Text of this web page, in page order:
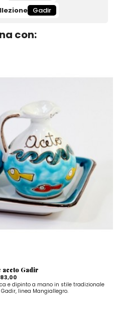
Gadir
con:
aceto Gadir
e dipinto a mano in stile tradizionale
linea Mangiallegro.